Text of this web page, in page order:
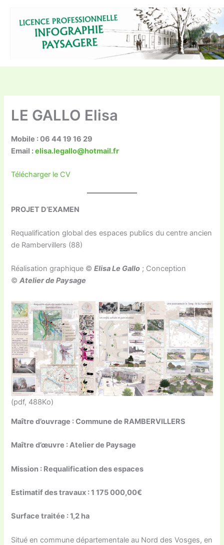
LE GALLO Elisa
Mobile : 06 44 19 16 29
Email :elisa.legallo@hotmail.fr
Télécharger le CV
PROJET D’EXAMEN
Requalification global des espaces publics du centre ancien
de Rambervillers (88)
Réalisation graphique ©Elisa Le Gallo ; Conception
©Atelier de Paysage
(pdf, 488Ko)
Maître d’ouvrage : Commune de RAMBERVILLERS
Maître d’œuvre : Atelier de Paysage
Mission : Requalification des espaces
Estimatif des travaux :1 175 000,00€
Surface traitée : 1,2 ha
Situé en commune départementale au Nord des Vosges, en